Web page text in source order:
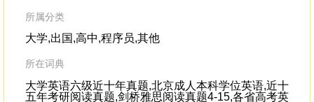
relying on makeup, or keshou,
所属分类
大学,出国,高中,程序员,其他
所在词典
大学英语六级近十年真题,北京成人本科学位英语,近十
五年考研阅读真题,剑桥雅思阅读真题4-15,各省高考英